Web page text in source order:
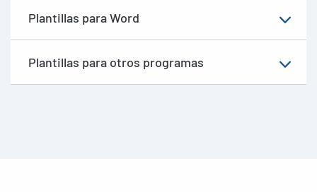
Plantillas para Word
Plantillas para otros programas